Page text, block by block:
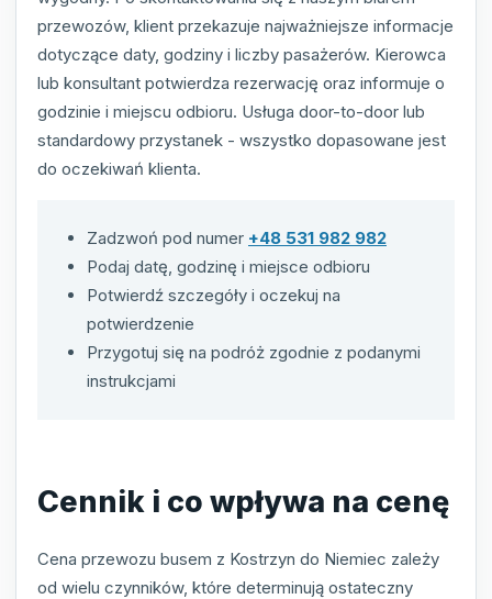
przewozów, klient przekazuje najważniejsze informacje
dotyczące daty, godziny i liczby pasażerów. Kierowca
lub konsultant potwierdza rezerwację oraz informuje o
godzinie i miejscu odbioru. Usługa door-to-door lub
standardowy przystanek - wszystko dopasowane jest
do oczekiwań klienta.
Zadzwoń pod numer +48 531 982 982
Podaj datę, godzinę i miejsce odbioru
Potwierdź szczegóły i oczekuj na
potwierdzenie
Przygotuj się na podróż zgodnie z podanymi
instrukcjami
Cennik i co wpływa na cenę
Cena przewozu busem z Kostrzyn do Niemiec zależy
od wielu czynników, które determinują ostateczny